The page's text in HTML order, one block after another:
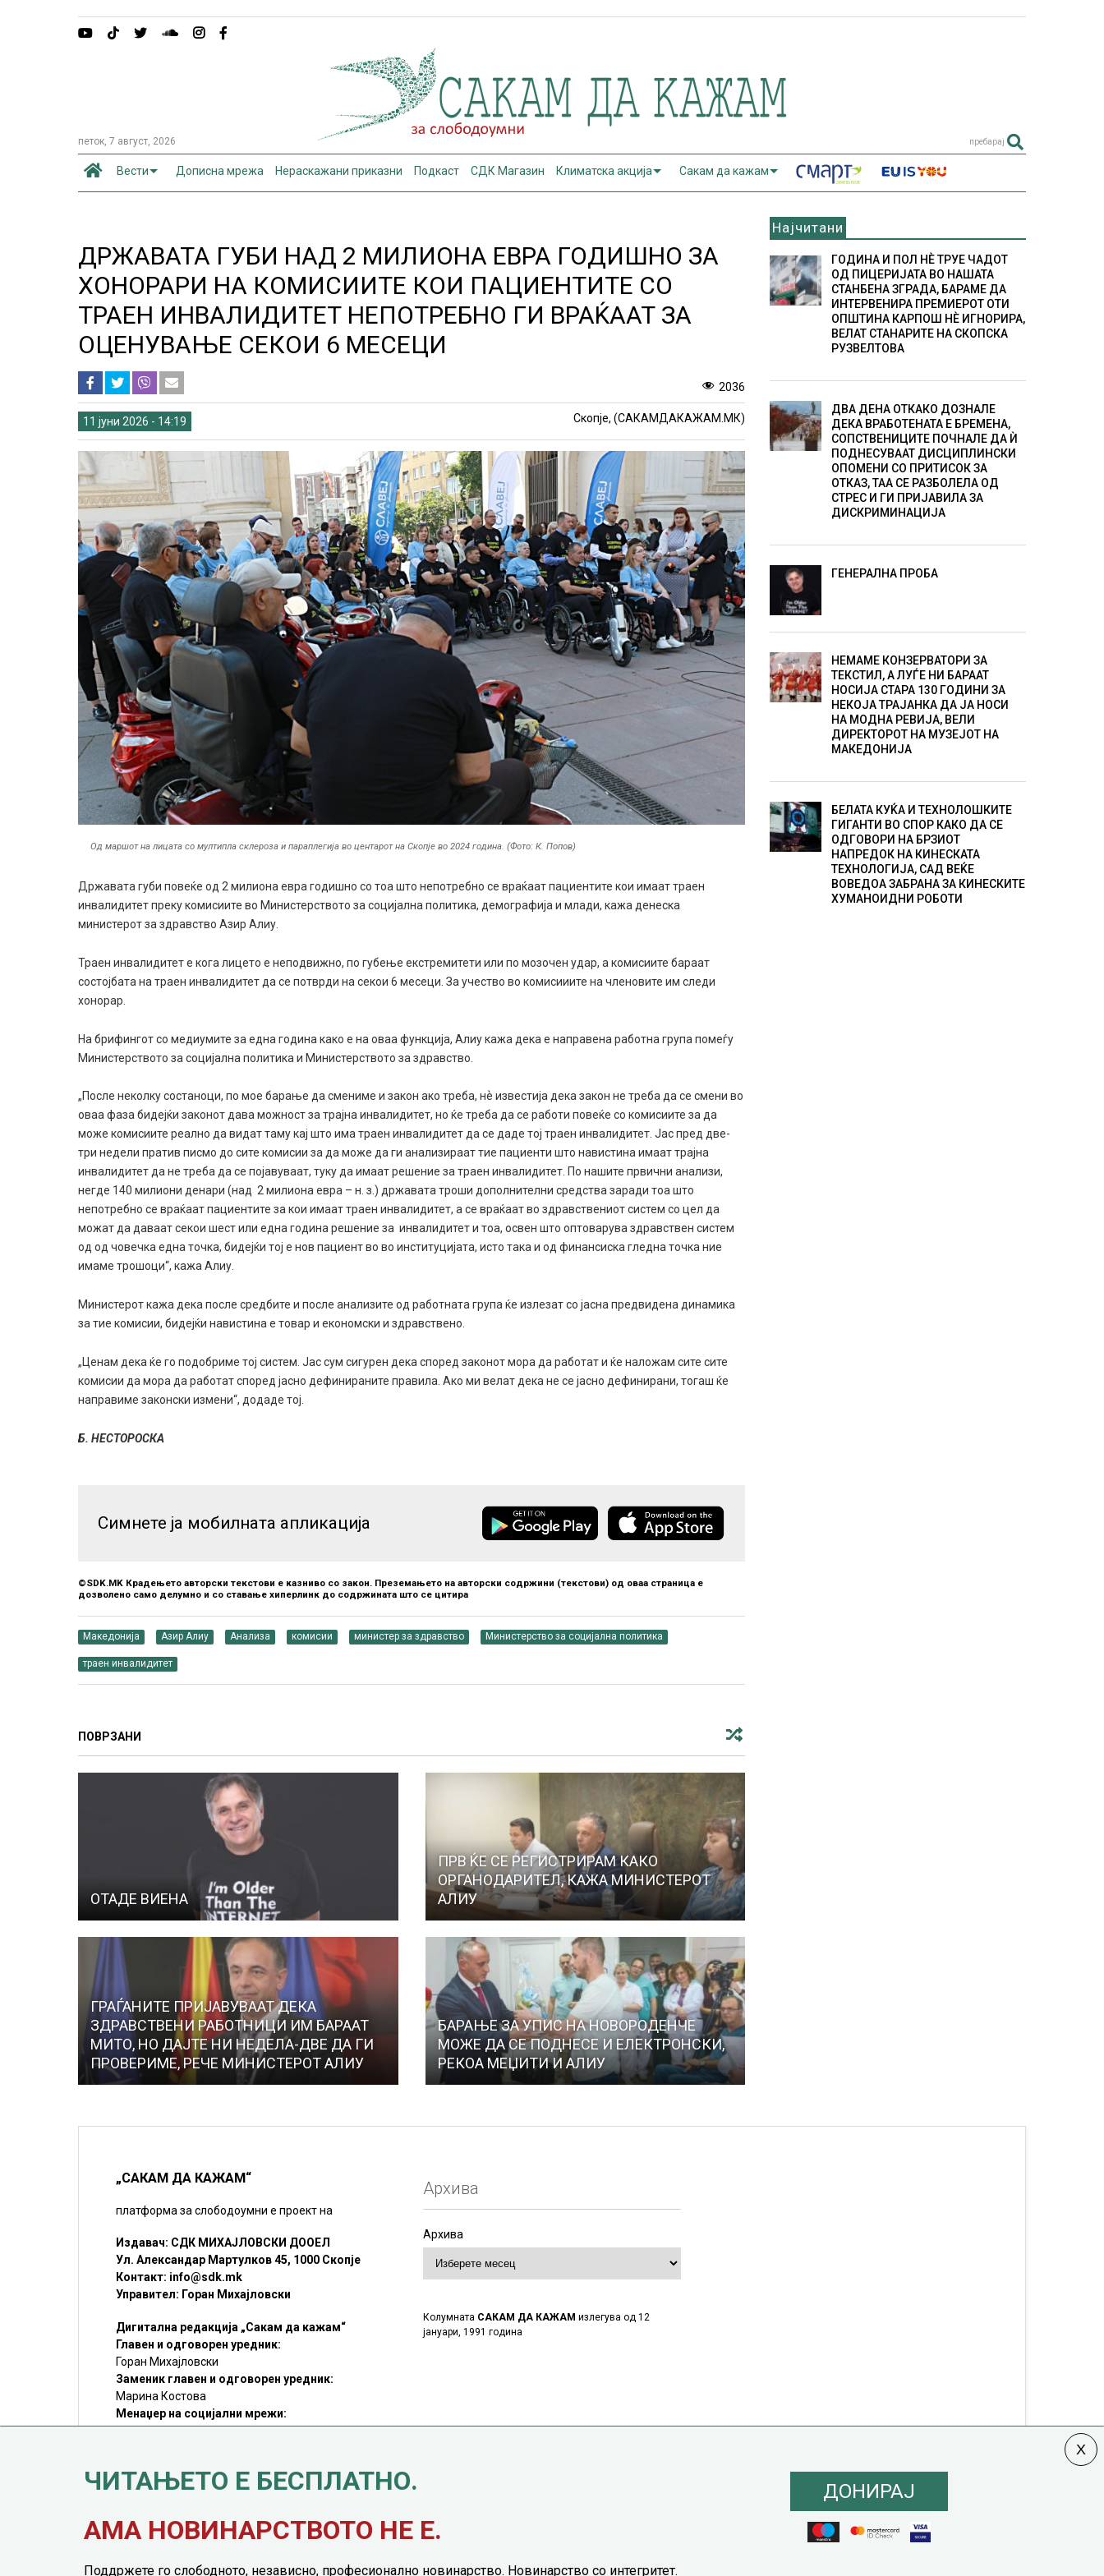
петок, 7 август, 2026 пребарај
Вести Дописна мрежа Нераскажани приказни Подкаст СДК Магазин Климатска акција Сакам да кажам
ДРЖАВАТА ГУБИ НАД 2 МИЛИОНА ЕВРА ГОДИШНО ЗА
ХОНОРАРИ НА КОМИСИИТЕ КОИ ПАЦИЕНТИТЕ СО
ТРАЕН ИНВАЛИДИТЕТ НЕПОТРЕБНО ГИ ВРАЌААТ ЗА
ОЦЕНУВАЊЕ СЕКОИ 6 МЕСЕЦИ
2036
11 јуни 2026 - 14:19 Скопје, (САКАМДАКАЖАМ.МК)
Од маршот на лицата со мултипла склероза и параплегија во центарот на Скопје во 2024 година. (Фото: К. Попов)
Државата губи повеќе од 2 милиона евра годишно со тоа што непотребно се враќаат пациентите кои имаат траен
инвалидитет преку комисиите во Министерството за социјална политика, демографија и млади, кажа денеска
министерот за здравство Азир Алиу.
Траен инвалидитет е кога лицето е неподвижно, по губење екстремитети или по мозочен удар, а комисиите бараат
состојбата на траен инвалидитет да се потврди на секои 6 месеци. За учество во комисииите на членовите им следи
хонорар.
На брифингот со медиумите за една година како е на оваа функција, Алиу кажа дека е направена работна група помеѓу
Министерството за социјална политика и Министерството за здравство.
„После неколку состаноци, по мое барање да смениме и закон ако треба, нѐ известија дека закон не треба да се смени во
оваа фаза бидејќи законот дава можност за трајна инвалидитет, но ќе треба да се работи повеќе со комисиите за да
може комисиите реално да видат таму кај што има траен инвалидитет да се даде тој траен инвалидитет. Јас пред две-
три недели пратив писмо до сите комисии за да може да ги анализираат тие пациенти што навистина имаат трајна
инвалидитет да не треба да се појавуваат, туку да имаат решение за траен инвалидитет. По нашите првични анализи,
негде 140 милиони денари (над 2 милиона евра – н. з.) државата троши дополнителни средства заради тоа што
непотребно се враќаат пациентите за кои имаат траeн инвалидитет, а се враќаaт во здравствениот систем со цел да
можат да даваат секои шест или една година решение за инвалидитет и тоа, освен што оптоварува здравствен систем
од од човечка една точка, бидејќи тој е нов пациент во во институцијата, исто така и од финансиска гледна точка ние
имаме трошоци“, кажа Алиу.
Министерот кажа дека после средбите и после анализите од работната група ќе излезат со јасна предвидена динамика
за тие комисии, бидејќи навистина е товар и економски и здравствено.
„Ценам дека ќе го подобриме тој систем. Јас сум сигурен дека според законот мора да работат и ќе наложам сите сите
комисии да мора да работат според јасно дефинираните правила. Ако ми велат дека не се јасно дефинирани, тогаш ќе
направиме законски измени“, додаде тој.
Б. НЕСТОРОСКА
Симнете ја мобилната апликација
©SDK.MK Крадењето авторски текстови е казниво со закон. Преземањето на авторски содржини (текстови) од оваа страница е
дозволено само делумно и со ставање хиперлинк до содржината што се цитира
Македонија Азир Алиу Анализа комисии министер за здравство Министерство за социјална политика
траен инвалидитет
ПОВРЗАНИ
ОТАДЕ ВИЕНА
ПРВ ЌЕ СЕ РЕГИСТРИРАМ КАКО
ОРГАНОДАРИТЕЛ, КАЖА МИНИСТЕРОТ
АЛИУ
ГРАЃАНИТЕ ПРИЈАВУВААТ ДЕКА
ЗДРАВСТВЕНИ РАБОТНИЦИ ИМ БАРААТ
МИТО, НО ДАЈТЕ НИ НЕДЕЛА-ДВЕ ДА ГИ
ПРОВЕРИМЕ, РЕЧЕ МИНИСТЕРОТ АЛИУ
БАРАЊЕ ЗА УПИС НА НОВОРОДЕНЧЕ
МОЖЕ ДА СЕ ПОДНЕСЕ И ЕЛЕКТРОНСКИ,
РЕКОА МЕЏИТИ И АЛИУ
Најчитани
ГОДИНА И ПОЛ НÈ ТРУЕ ЧАДОТ
ОД ПИЦЕРИЈАТА ВО НАШАТА
СТАНБЕНА ЗГРАДА, БАРАМЕ ДА
ИНТЕРВЕНИРА ПРЕМИЕРОТ ОТИ
ОПШТИНА КАРПОШ НÈ ИГНОРИРА,
ВЕЛАТ СТАНАРИТЕ НА СКОПСКА
РУЗВЕЛТОВА
ДВА ДЕНА ОТКАКО ДОЗНАЛЕ
ДЕКА ВРАБОТЕНАТА Е БРЕМЕНА,
СОПСТВЕНИЦИТЕ ПОЧНАЛЕ ДА Ѝ
ПОДНЕСУВААТ ДИСЦИПЛИНСКИ
ОПОМЕНИ СО ПРИТИСОК ЗА
ОТКАЗ, ТАА СЕ РАЗБОЛЕЛА ОД
СТРЕС И ГИ ПРИЈАВИЛА ЗА
ДИСКРИМИНАЦИЈА
ГЕНЕРАЛНА ПРОБА
НЕМАМЕ КОНЗЕРВАТОРИ ЗА
ТЕКСТИЛ, А ЛУЃЕ НИ БАРААТ
НОСИЈА СТАРА 130 ГОДИНИ ЗА
НЕКОЈА ТРАЈАНКА ДА ЈА НОСИ
НА МОДНА РЕВИЈА, ВЕЛИ
ДИРЕКТОРОТ НА МУЗЕЈОТ НА
МАКЕДОНИЈА
БЕЛАТА КУЌА И ТЕХНОЛОШКИТЕ
ГИГАНТИ ВО СПОР КАКО ДА СЕ
ОДГОВОРИ НА БРЗИОТ
НАПРЕДОК НА КИНЕСКАТА
ТЕХНОЛОГИЈА, САД ВЕЌЕ
ВОВЕДОА ЗАБРАНА ЗА КИНЕСКИТЕ
ХУМАНОИДНИ РОБОТИ
„САКАМ ДА КАЖАМ“
платформа за слободоумни е проект на
Издавач: СДК МИХАЈЛОВСКИ ДООЕЛ
Ул. Александар Мартулков 45, 1000 Скопје
Контакт: info@sdk.mk
Управител: Горан Михајловски
Дигитална редакција „Сакам да кажам“
Главен и одговорен уредник:
Горан Михајловски
Заменик главен и одговорен уредник:
Марина Костова
Менаџер на социјални мрежи:
Мирослав Илиоски
©SDK.MK Крадењето авторски текстови е казниво со закон.
Преземањето на авторски содржини (текстови) од оваа
Архива
Архива
Колумната САКАМ ДА КАЖАМ излегува од 12
јануари, 1991 година
ЧИТАЊЕТО Е БЕСПЛАТНО.
АМА НОВИНАРСТВОТО НЕ Е.
Поддржете го слободното, независно, професионално новинарство. Новинарство со интегритет.
ДОНИРАЈ